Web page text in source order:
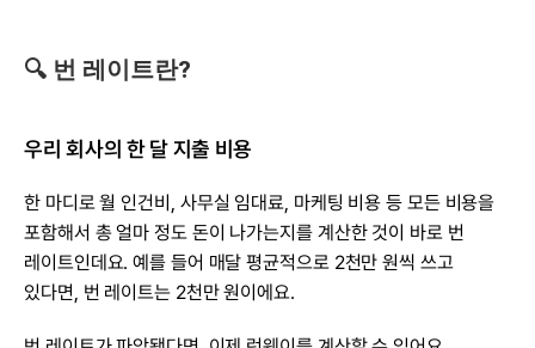
🔍 번 레이트란?
우리 회사의 한 달 지출 비용
한 마디로 월 인건비, 사무실 임대료, 마케팅 비용 등 모든 비용을
포함해서 총 얼마 정도 돈이 나가는지를 계산한 것이 바로 번
레이트인데요. 예를 들어 매달 평균적으로 2천만 원씩 쓰고
있다면, 번 레이트는 2천만 원이에요.